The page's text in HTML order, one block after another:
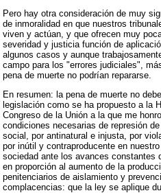
Pero hay otra consideración de muy
de inmoralidad en que nuestros
viven y actúan, y que ofrecen muy
severidad y justicia función de
algunos casos y aunque
campo para los "errores judiciales",
pena de muerte no podrían repararse.
En resumen: la pena de muerte no
legislación como se ha propuesto a la
Congreso de la Unión a la que me
condiciones necesarias de represión
social, por antinatural e injusta, por
por inútil y contraproducente en
sociedad ante los avances constantes
en proporción al aumento de la
penitenciarios de aislamiento y
complacencias: que la ley se aplique